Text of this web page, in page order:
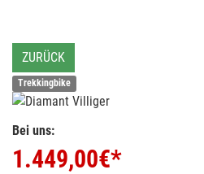
ZURÜCK
Trekkingbike
Bei uns:
1.449,00€*